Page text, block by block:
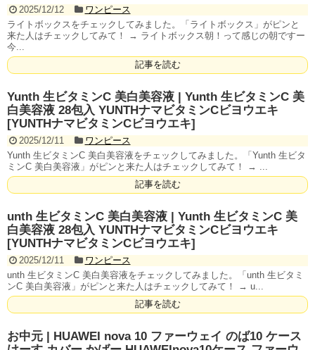
2025/12/12
ワンピース
ライトボックスをチェックしてみました。「ライトボックス」がピンと
来た人はチェックしてみて！ → ライトボックス朝！って感じの朝ですー
今...
記事を読む
Yunth 生ビタミンC 美白美容液 | Yunth 生ビタミンC 美
白美容液 28包入 YUNTHナマビタミンCビヨウエキ
[YUNTHナマビタミンCビヨウエキ]
2025/12/11
ワンピース
Yunth 生ビタミンC 美白美容液をチェックしてみました。「Yunth 生ビタ
ミンC 美白美容液」がピンと来た人はチェックしてみて！ → ...
記事を読む
unth 生ビタミンC 美白美容液 | Yunth 生ビタミンC 美
白美容液 28包入 YUNTHナマビタミンCビヨウエキ
[YUNTHナマビタミンCビヨウエキ]
2025/12/11
ワンピース
unth 生ビタミンC 美白美容液をチェックしてみました。「unth 生ビタミ
ンC 美白美容液」がピンと来た人はチェックしてみて！ → u...
記事を読む
お中元 | HUAWEI nova 10 ファーウェイ のば10 ケース